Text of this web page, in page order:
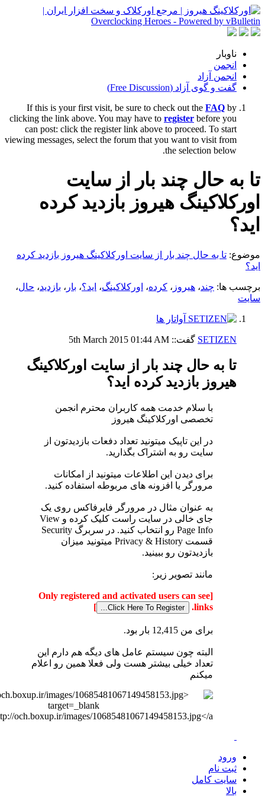
ناوبار
انجمن
انجمن آزاد
گفت و گوی آزاد (Free Discussion)
If this is your first visit, be sure to check out the FAQ by
clicking the link above. You may have to register before you
can post: click the register link above to proceed. To start
viewing messages, select the forum that you want to visit from
the selection below.
تا به حال چند بار از سایت
اورکلاکینگ هیروز بازدید کرده
اید؟
موضوع: تا به حال چند بار از سایت اورکلاکینگ هیروز بازدید کرده
اید؟
برچسب ها: چند، هیروز ، کرده، اورکلاکینگ، اید؟، بار ، بازدید، حال،
سایت
SETIZEN گفت:: 5th March 2015 01:44 AM
تا به حال چند بار از سایت اورکلاکینگ
هیروز بازدید کرده اید؟
با سلام خدمت همه کاربران محترم انجمن
تخصصی اورکلاکینگ هیروز
در این تاپیک میتونید تعداد دفعات بازدیدتون از
سایت رو به اشتراک بگذارید.
برای دیدن این اطلاعات میتونید از امکانات
مرورگر یا افزونه های مربوطه استفاده کنید.
به عنوان مثال در مرورگر فایرفاکس روی یک
جای خالی در سایت راست کلیک کرده و View
Page Info رو انتخاب کنید. در سربرگ Security
قسمت Privacy & History میتونید میزان
بازدیدتون رو ببینید.
مانند تصویر زیر:
[Only registered and activated users can see
links.
]
برای من 12,415 بار بود.
البته چون سیستم عامل های دیگه هم دارم این
تعداد خیلی بیشتر هست ولی فعلا همین رو اعلام
میکنم
ورود
ثبت نام
سایت کامل
بالا